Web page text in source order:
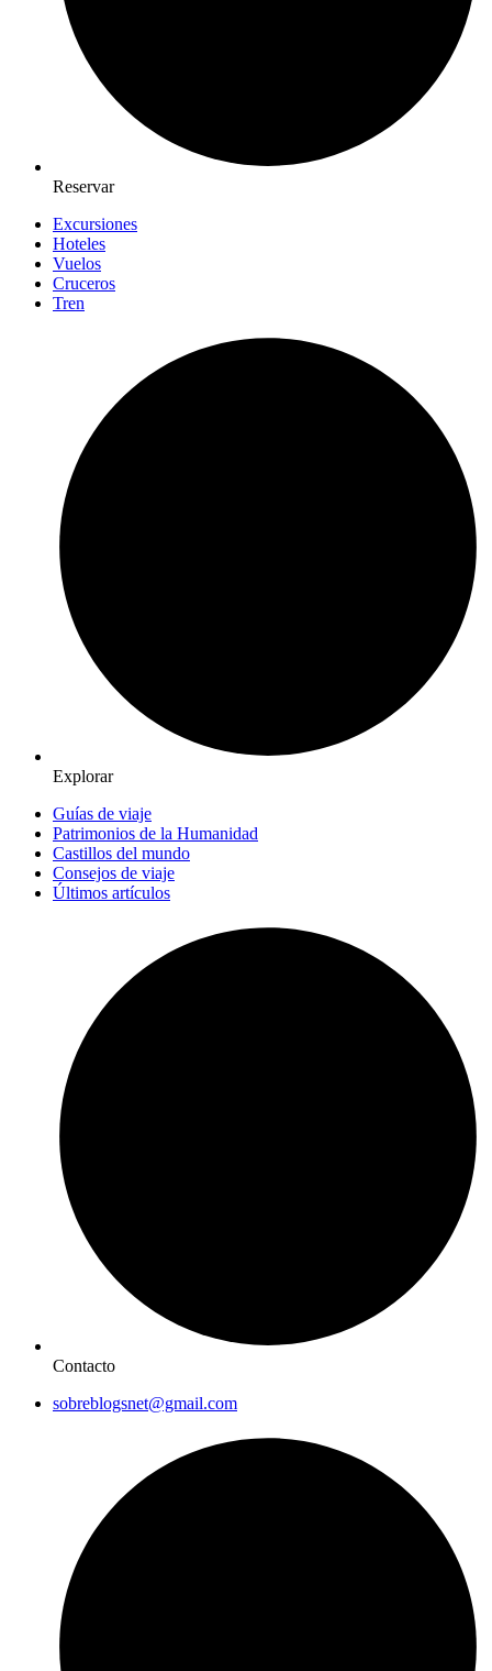
Reservar
Excursiones
Hoteles
Vuelos
Cruceros
Tren
Explorar
Guías de viaje
Patrimonios de la Humanidad
Castillos del mundo
Consejos de viaje
Últimos artículos
Contacto
sobreblogsnet@gmail.com